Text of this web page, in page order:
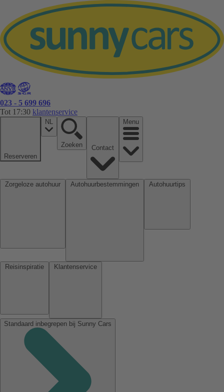
023 - 5 699 696
Tot 17:30 klantenservice
Reserveren
NL
Zoeken
Menu
Standaard inbegrepen bij Sunny Cars